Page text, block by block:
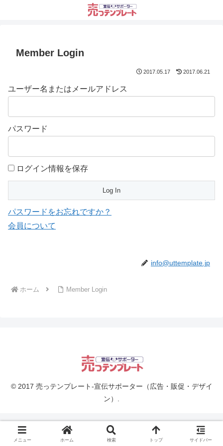
Member Login
2017.05.17 2017.06.21
ユーザー名またはメールアドレス
パスワード
ログイン情報を保存
パスワードをお忘れですか？
会員について
info@uttemplate.jp
ホーム Member Login
© 2017 売っテンプレート-宣伝サポーター（広告・販促・デザイ
ン）.
メニュー ホーム 検索 トップ サイドバー